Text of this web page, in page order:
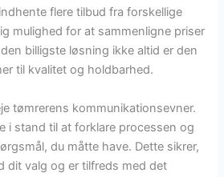
flere tilbud fra forskellige
mulighed for at sammenligne priser
billigste løsning ikke altid er den
til kvalitet og holdbarhed.
tømrerens kommunikationsevner.
i stand til at forklare processen og
du måtte have. Dette sikrer,
dit valg og er tilfreds med det